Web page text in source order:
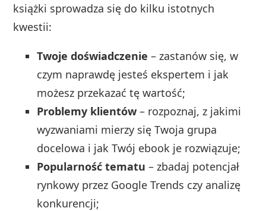
książki sprowadza się do kilku istotnych
kwestii:
Twoje doświadczenie – zastanów się, w
czym naprawdę jesteś ekspertem i jak
możesz przekazać tę wartość;
Problemy klientów – rozpoznaj, z jakimi
wyzwaniami mierzy się Twoja grupa
docelowa i jak Twój ebook je rozwiązuje;
Popularność tematu – zbadaj potencjał
rynkowy przez Google Trends czy analizę
konkurencji;